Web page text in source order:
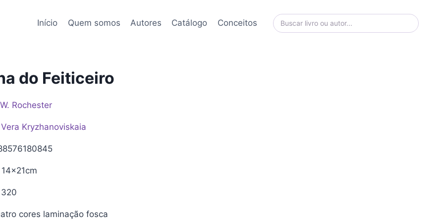
Início Quem somos Autores Catálogo Conceitos
do Feiticeiro
Rochester
Vera Kryzhanoviskaia
14x21cm
320
cores laminação fosca